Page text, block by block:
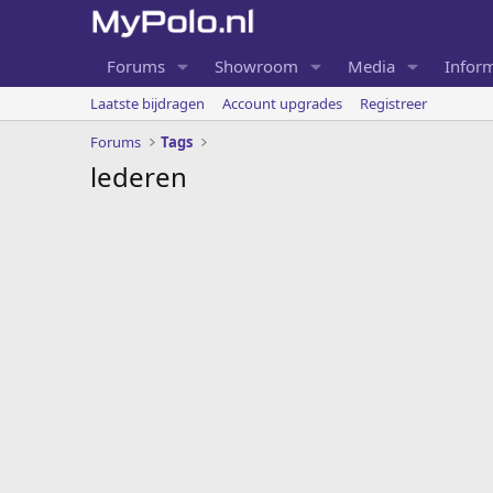
Forums Showroom Media
Laatste bijdragen Account upgrades
Registreer
Forums
Tags
lederen